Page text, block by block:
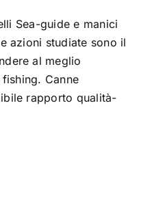
Sea-guide e manici
azioni studiate sono il
al meglio
Canne
rapporto qualità-